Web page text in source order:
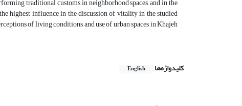
traditional customs in neighborhood spaces, and in the
highest influence in the discussion of vitality in the studied
of living conditions and use of urban spaces in Khajeh
کلیدواژه‌ها English